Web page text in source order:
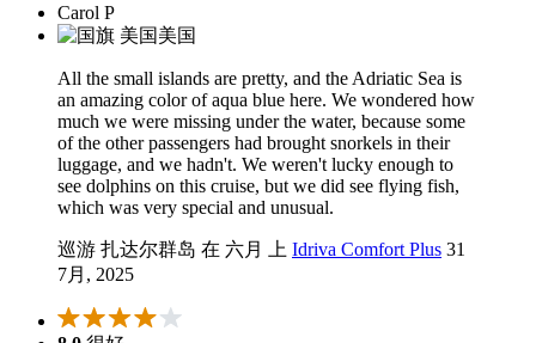
Carol P
美国
All the small islands are pretty, and the Adriatic Sea is
an amazing color of aqua blue here. We wondered how
much we were missing under the water, because some
of the other passengers had brought snorkels in their
luggage, and we hadn't. We weren't lucky enough to
see dolphins on this cruise, but we did see flying fish,
which was very special and unusual.
巡游 扎达尔群岛 在 六月 上 Idriva Comfort Plus 31
7月, 2025